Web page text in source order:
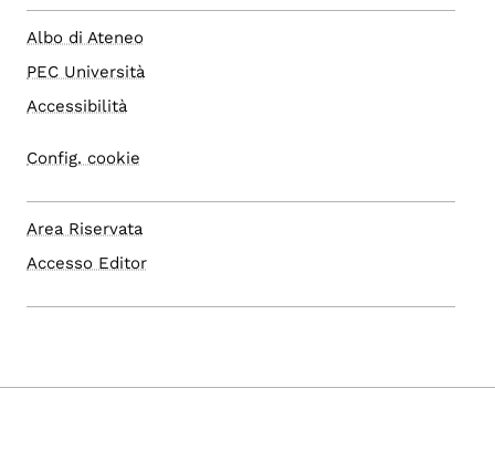
Albo di Ateneo
PEC Università
Accessibilità
Config. cookie
Area Riservata
Accesso Editor